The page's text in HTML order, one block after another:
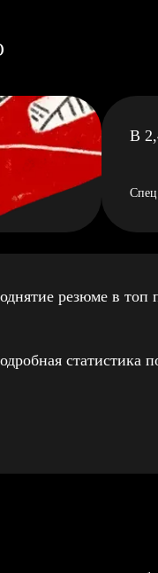
В
резюме в топ
статистика